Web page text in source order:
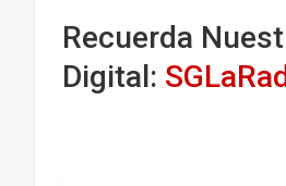
Recuerda
Digital: